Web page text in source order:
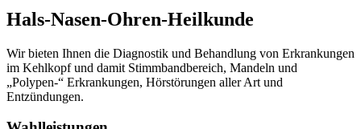
Hals-Nasen-Ohren-Heilkunde
Wir bieten Ihnen die Diagnostik und Behandlung von Erkrankungen
im Kehlkopf und damit Stimmbandbereich, Mandeln und
„Polypen-“ Erkrankungen, Hörstörungen aller Art und
Entzündungen.